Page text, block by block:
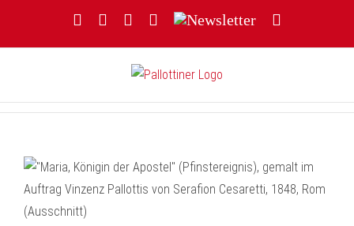
FacebookYouTubeInstagram
Threads
Newsletter